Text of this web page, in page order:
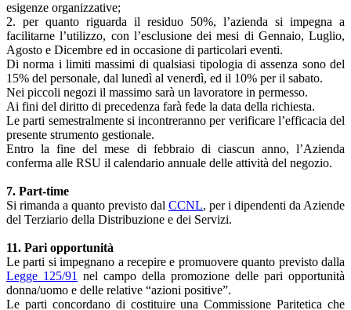
esigenze organizzative;
2. per quanto riguarda il residuo 50%, l’azienda si impegna a
facilitarne l’utilizzo, con l’esclusione dei mesi di Gennaio, Luglio,
Agosto e Dicembre ed in occasione di particolari eventi.
Di norma i limiti massimi di qualsiasi tipologia di assenza sono del
15% del personale, dal lunedì al venerdì, ed il 10% per il sabato.
Nei piccoli negozi il massimo sarà un lavoratore in permesso.
Ai fini del diritto di precedenza farà fede la data della richiesta.
Le parti semestralmente si incontreranno per verificare l’efficacia del
presente strumento gestionale.
Entro la fine del mese di febbraio di ciascun anno, l’Azienda
conferma alle RSU il calendario annuale delle attività del negozio.
7. Part-time
Si rimanda a quanto previsto dal CCNL, per i dipendenti da Aziende
del Terziario della Distribuzione e dei Servizi.
11. Pari opportunità
Le parti si impegnano a recepire e promuovere quanto previsto dalla
Legge 125/91 nel campo della promozione delle pari opportunità
donna/uomo e delle relative “azioni positive”.
Le parti concordano di costituire una Commissione Paritetica che